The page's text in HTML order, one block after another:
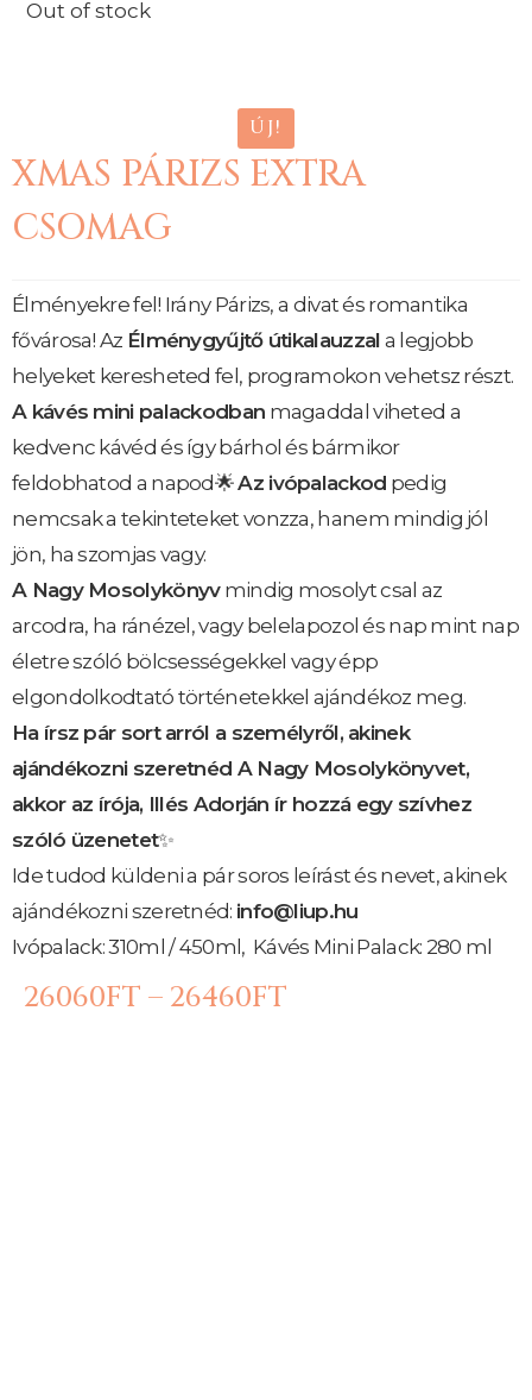
Out of stock
ÚJ!
XMAS PÁRIZS EXTRA
CSOMAG
Élményekre fel! Irány Párizs, a divat és romantika
fővárosa! Az Élménygyűjtő útikalauzzal a legjobb
helyeket keresheted fel, programokon vehetsz részt.
A kávés mini palackodban magaddal viheted a
kedvenc kávéd és így bárhol és bármikor
feldobhatod a napod🌟Az ivópalackod pedig
nemcsak a tekinteteket vonzza, hanem mindig jól
jön, ha szomjas vagy.
A Nagy Mosolykönyvmindig mosolyt csal az
arcodra, ha ránézel, vagy belelapozol és nap mint nap
életre szóló bölcsességekkel vagy épp
elgondolkodtató történetekkel ajándékoz meg.
Ha írsz pár sort arról a személyről, akinek
ajándékozni szeretnéd A Nagy Mosolykönyvet,
akkor az írója, Illés Adorján ír hozzá egy szívhez
szóló üzenetet✨
Ide tudod küldeni a pár soros leírást és nevet, akinek
ajándékozni szeretnéd: info@liup.hu
Ivópalack: 310ml / 450ml, Kávés Mini Palack: 280 ml
26060FT – 26460FT